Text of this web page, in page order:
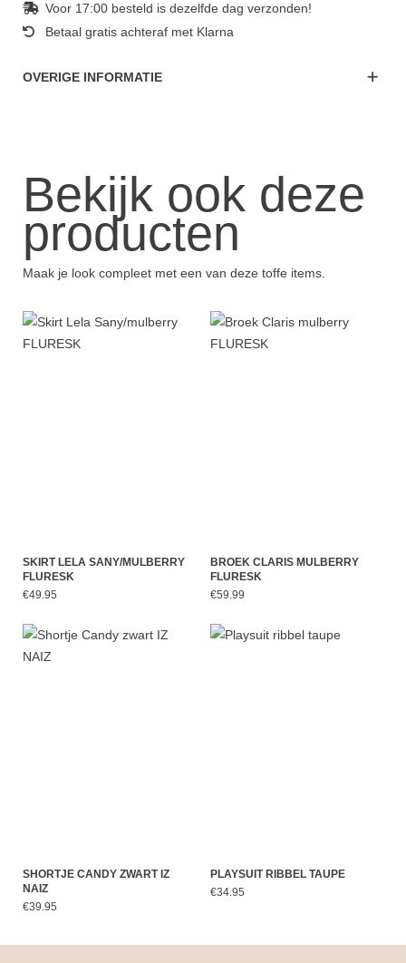
Voor 17:00 besteld is dezelfde dag verzonden!
Betaal gratis achteraf met Klarna
OVERIGE INFORMATIE
Bekijk ook deze
producten
Maak je look compleet met een van deze toffe items.
SKIRT LELA SANY/MULBERRY
FLURESK
€49.95
BROEK CLARIS MULBERRY
FLURESK
€59.99
SHORTJE CANDY ZWART IZ
NAIZ
€39.95
PLAYSUIT RIBBEL TAUPE
€34.95